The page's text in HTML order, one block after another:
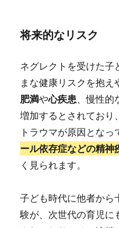
将来的なリスク
ネグレクトを受けた子
まな健康リスクを抱
肥満や心疾患、慢性的
増加するとされており
トラウマが原因となっ
ール依存症などの精神
く見られます。
子ども時代に他者から
験が、次世代の育児に